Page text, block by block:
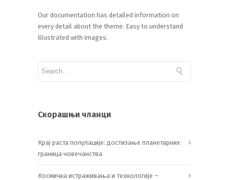
Our documentation has detailed information on
every detail about the theme. Easy to understand
illustrated with images.
Скорашњи чланци
Крај раста полулације: достизање планетарних
граница човечанства
Космичка истраживања и технологије –